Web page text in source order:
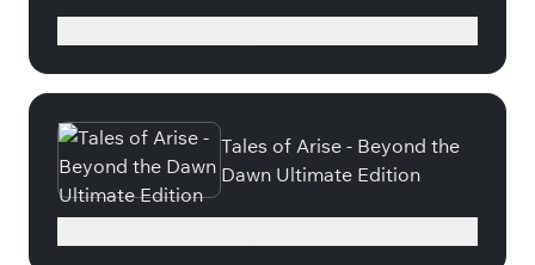
Tales of Arise - Beyond the
Dawn Ultimate Edition